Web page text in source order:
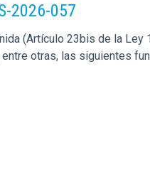
2026-057
(Artículo 23bis de la Ley
otras, las siguientes